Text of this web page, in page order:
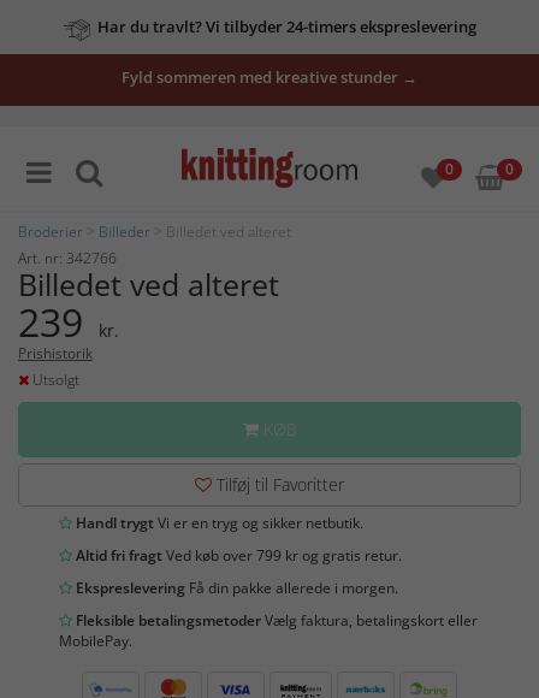
Har du travlt? Vi tilbyder 24-timers ekspreslevering
Fyld sommeren med kreative stunder →
0 0
Broderier Billeder > Billedet ved alteret
Art. nr: 342766
Billedet ved alteret
239 kr.
Prishistorik
Utsolgt
KØB
Tilføj til Favoritter
Handl trygtVi er en tryg og sikker netbutik.
Altid fri fragtVed køb over 799 kr og gratis retur.
Ekspreslevering Få din pakke allerede i morgen.
Fleksible betalingsmetoderVælg faktura, betalingskort eller
MobilePay.